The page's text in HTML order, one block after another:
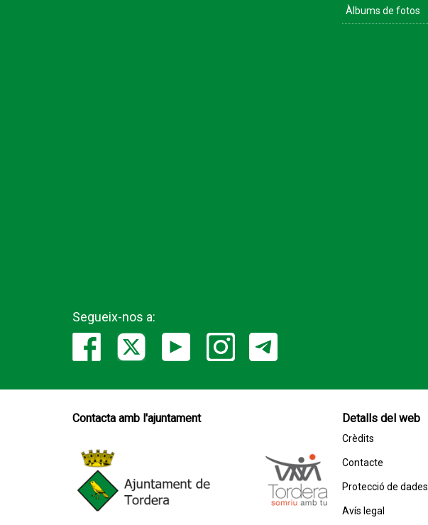
Àlbums de fotos
Segueix-nos a:
Contacta amb l'ajuntament Detalls del web
Crèdits
Contacte
Protecció de dades
Avís legal